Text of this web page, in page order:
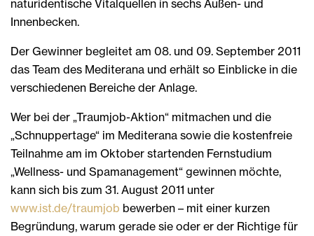
naturidentische Vitalquellen in sechs Außen- und
Innenbecken.
Der Gewinner begleitet am 08. und 09. September 2011
das Team des Mediterana und erhält so Einblicke in die
verschiedenen Bereiche der Anlage.
Wer bei der „Traumjob-Aktion“ mitmachen und die
„Schnuppertage“ im Mediterana sowie die kostenfreie
Teilnahme am im Oktober startenden Fernstudium
„Wellness- und Spamanagement“ gewinnen möchte,
kann sich bis zum 31. August 2011 unter
www.ist.de/traumjob bewerben – mit einer kurzen
Begründung, warum gerade sie oder er der Richtige für